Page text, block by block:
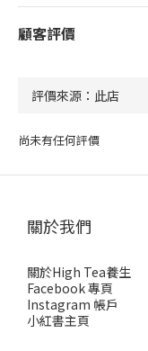
顧客評價
尚未有任何評價
關於我們
關於High Tea養生
Facebook 專頁
Instagram 帳戶
小紅書主頁